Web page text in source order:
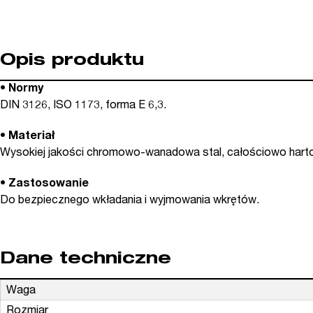
Opis produktu
• Normy
DIN 3126, ISO 1173, forma E 6,3.
• Materiał
Wysokiej jakości chromowo-wanadowa stal, całościowo
• Zastosowanie
Do bezpiecznego wkładania i wyjmowania wkrętów.
Dane techniczne
Waga